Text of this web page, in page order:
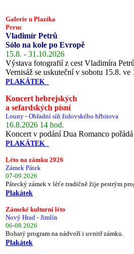
Galerie u Plazíka
Peruc
Vladimír Petrů
Sólo na kole po Evropě
15.8. - 31.10.2026
Výstava fotografií z cest Vladimíra
Vernisáž se uskuteční v sobotu 15.8. ve
PLAKÁTEK
Koncert hebrejských
a sefardských písní
Louny - Obřadní síň židovského hřbitova
16.8.2026 14 hod.
Koncert v podání Dua Romanco
PLAKÁTEK
Léto na zámku 2026
Zámek Pátek
07-09 2026
Pátecký zámek v léťe tradičně žije pestrým
Plakátek
Zámeké kulturní léto
Nový Hrad - Jimlín
06-08 2026
Bohatý program na nádvoří i uvnitř zámku.
Plakátek